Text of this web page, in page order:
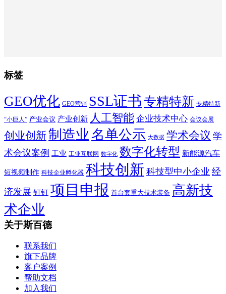
标签
GEO优化 GEO营销 SSL证书 专精特新 专精特新
“小巨人” 产业会议 产业创新 人工智能 企业技术中心 会议会展
创业创新制造业 名单公示 大数据 学术会议 学
术会议案例 工业 工业互联网 数字化 数字化转型 新能源汽车
短视频制作 科技企业孵化器 科技创新 科技型中小企业 经
济发展 钉钉 项目申报 首台套重大技术装备 高新技
术企业
关于斯百德
联系我们
旗下品牌
客户案例
帮助文档
加入我们